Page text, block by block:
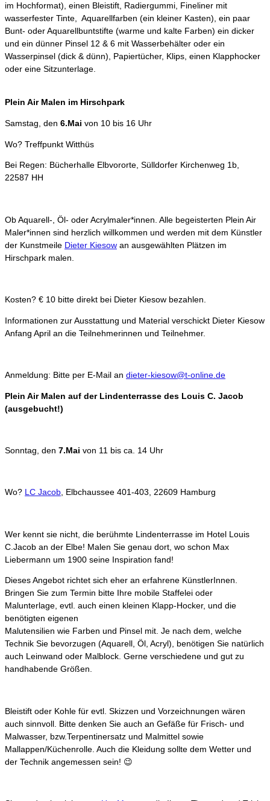
im Hochformat), einen Bleistift, Radiergummi, Fineliner mit
wasserfester Tinte, Aquarellfarben (ein kleiner Kasten), ein paar
Bunt- oder Aquarellbuntstifte (warme und kalte Farben) ein dicker
und ein dünner Pinsel 12 & 6 mit Wasserbehälter oder ein
Wasserpinsel (dick & dünn), Papiertücher, Klips, einen Klapphocker
oder eine Sitzunterlage.
Plein Air Malen im Hirschpark
Samstag, den 6.Mai von 10 bis 16 Uhr
Wo? Treffpunkt Witthüs
Bei Regen: Bücherhalle Elbvororte, Sülldorfer Kirchenweg 1b,
22587 HH
Ob Aquarell-, Öl- oder Acrylmaler*innen. Alle begeisterten Plein Air
Maler*innen sind herzlich willkommen und werden mit dem Künstler
der Kunstmeile Dieter Kiesow an ausgewählten Plätzen im
Hirschpark malen.
Kosten? € 10 bitte direkt bei Dieter Kiesow bezahlen.
Informationen zur Ausstattung und Material verschickt Dieter Kiesow
Anfang April an die Teilnehmerinnen und Teilnehmer.
Anmeldung: Bitte per E-Mail an dieter-kiesow@t-online.de
Plein Air Malen auf der Lindenterrasse des Louis C. Jacob
(ausgebucht!)
Sonntag, den 7.Mai von 11 bis ca. 14 Uhr
Wo? LC Jacob, Elbchaussee 401-403, 22609 Hamburg
Wer kennt sie nicht, die berühmte Lindenterrasse im Hotel Louis
C.Jacob an der Elbe! Malen Sie genau dort, wo schon Max
Liebermann um 1900 seine Inspiration fand!
Dieses Angebot richtet sich eher an erfahrene KünstlerInnen.
Bringen Sie zum Termin bitte Ihre mobile Staffelei oder
Malunterlage, evtl. auch einen kleinen Klapp-Hocker, und die
benötigten eigenen
Malutensilien wie Farben und Pinsel mit. Je nach dem, welche
Technik Sie bevorzugen (Aquarell, Öl, Acryl), benötigen Sie natürlich
auch Leinwand oder Malblock. Gerne verschiedene und gut zu
handhabende Größen.
Bleistift oder Kohle für evtl. Skizzen und Vorzeichnungen wären
auch sinnvoll. Bitte denken Sie auch an Gefäße für Frisch- und
Malwasser, bzw.Terpentinersatz und Malmittel sowie
Mallappen/Küchenrolle. Auch die Kleidung sollte dem Wetter und
der Technik angemessen sein! 😉